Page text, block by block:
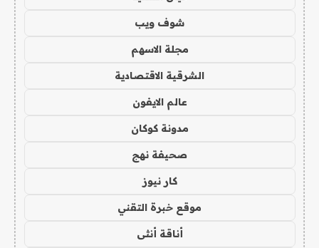
شوف ويب
مجلة الاسهم
الشرقية الاقتصادية
عالم الايفون
مدونة كوكان
صحيفة نهج
كار نيوز
موقع خبرة التقني
أناقة أنثى